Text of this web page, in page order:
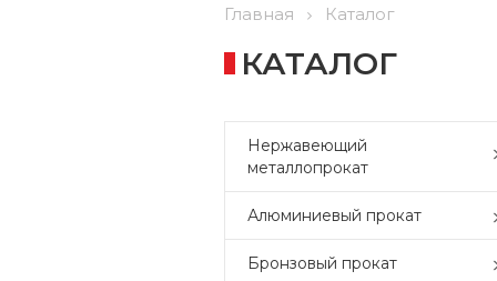
Главная Каталог
КАТАЛОГ
Нержавеющий
металлопрокат
Алюминиевый прокат
Бронзовый прокат